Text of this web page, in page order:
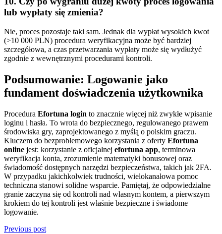
lub wypłaty się zmienia?
Nie, proces pozostaje taki sam. Jednak dla wypłat wysokich kwot
(>10 000 PLN) procedura weryfikacyjna może być bardziej
szczegółowa, a czas przetwarzania wypłaty może się wydłużyć
zgodnie z wewnętrznymi procedurami kontroli.
Podsumowanie: Logowanie jako
fundament doświadczenia użytkownika
Procedura Efortuna login to znacznie więcej niż zwykłe wpisanie
loginu i hasła. To wrota do bezpiecznego, regulowanego prawem
środowiska gry, zaprojektowanego z myślą o polskim graczu.
Kluczem do bezproblemowego korzystania z oferty Efortuna
online jest: korzystanie z oficjalnej efortuna app, terminowa
weryfikacja konta, zrozumienie matematyki bonusowej oraz
świadomość dostępnych narzędzi bezpieczeństwa, takich jak 2FA.
W przypadku jakichkolwiek trudności, wielokanałowa pomoc
techniczna stanowi solidne wsparcie. Pamiętaj, że odpowiedzialne
granie zaczyna się od kontroli nad własnym kontem, a pierwszym
krokiem do tej kontroli jest właśnie bezpieczne i świadome
logowanie.
Previous post